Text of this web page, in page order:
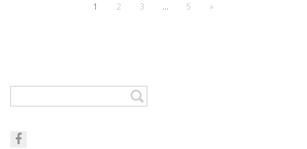
1 2 3 … 5 »